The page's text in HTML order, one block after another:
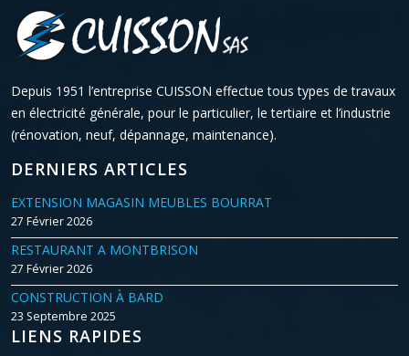
Depuis 1951 l’entreprise CUISSON effectue tous types de travaux
en électricité générale, pour le particulier, le tertiaire et l’industrie
(rénovation, neuf, dépannage, maintenance).
DERNIERS ARTICLES
EXTENSION MAGASIN MEUBLES BOURRAT
27 Février 2026
RESTAURANT A MONTBRISON
27 Février 2026
CONSTRUCTION À BARD
23 Septembre 2025
LIENS RAPIDES